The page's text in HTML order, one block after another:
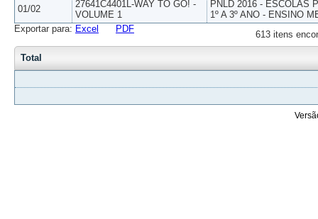
01/02
27641C4401L-WAY TO GO! -
VOLUME 1
PNLD 2016 - ESCOLAS
1º A 3º ANO - ENSINO
613 itens
Exportar para: Excel PDF
Total